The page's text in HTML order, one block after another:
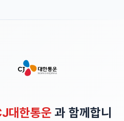
대한통운 과 함께합니